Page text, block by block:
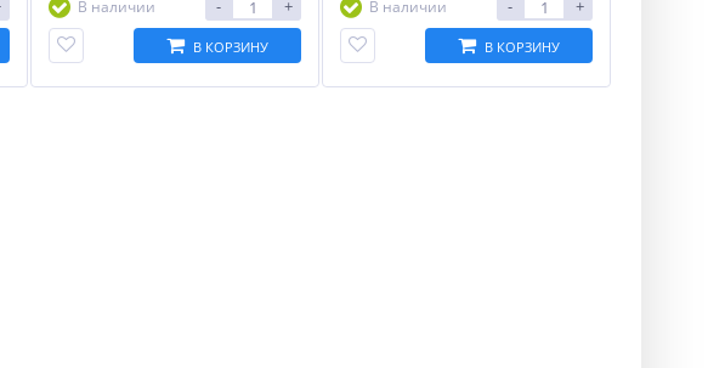
В наличии
- +
В КОРЗИНУ
В наличии
- +
В КОРЗИНУ